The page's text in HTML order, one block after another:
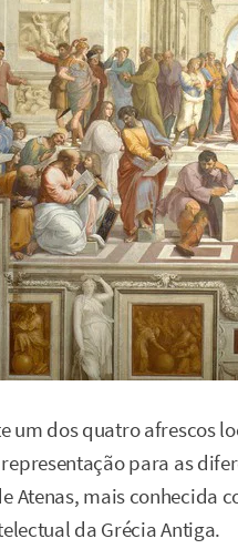
um dos quatro afrescos
para as
Atenas, mais conhecida
da Grécia Antiga.